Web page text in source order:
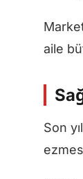
aile
Son